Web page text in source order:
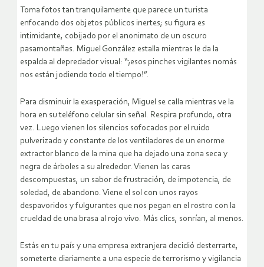
Toma fotos tan tranquilamente que parece un turista
enfocando dos objetos públicos inertes; su figura es
intimidante, cobijado por el anonimato de un oscuro
pasamontañas. Miguel González estalla mientras le da la
espalda al depredador visual: “¡esos pinches vigilantes nomás
nos están jodiendo todo el tiempo!”.
Para disminuir la exasperación, Miguel se calla mientras ve la
hora en su teléfono celular sin señal. Respira profundo, otra
vez. Luego vienen los silencios sofocados por el ruido
pulverizado y constante de los ventiladores de un enorme
extractor blanco de la mina que ha dejado una zona seca y
negra de árboles a su alrededor. Vienen las caras
descompuestas, un sabor de frustración, de impotencia, de
soledad, de abandono. Viene el sol con unos rayos
despavoridos y fulgurantes que nos pegan en el rostro con la
crueldad de una brasa al rojo vivo. Más clics, sonrían, al menos.
Estás en tu país y una empresa extranjera decidió desterrarte,
someterte diariamente a una especie de terrorismo y vigilancia